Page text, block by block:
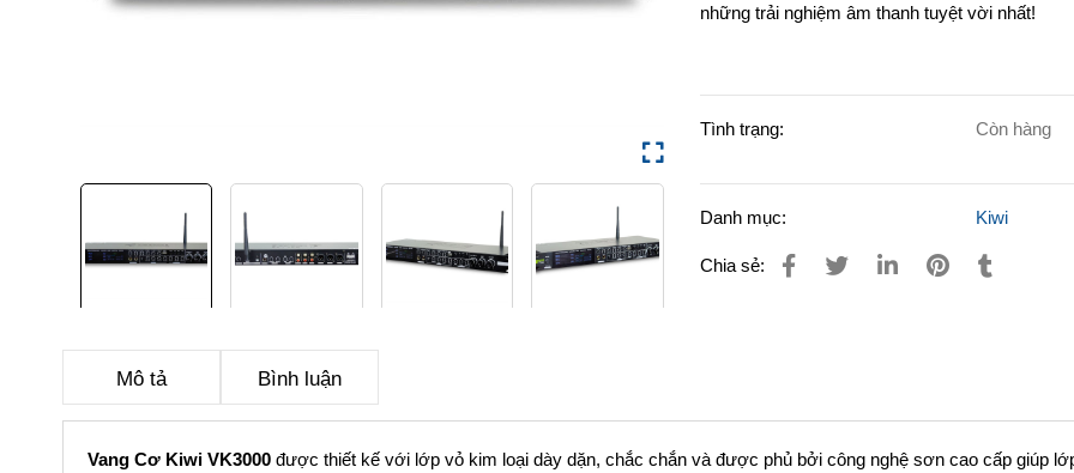
những trải nghiệm âm thanh tuyệt vời nhất!
Tình trạng: Còn hàng
Danh mục: Kiwi
Chia sẻ:
Mô tả Bình luận
Vang Cơ Kiwi VK3000 được thiết kế với lớp vỏ kim loại dày dặn, chắc chắn và được phủ bởi công nghệ sơn cao cấp giúp